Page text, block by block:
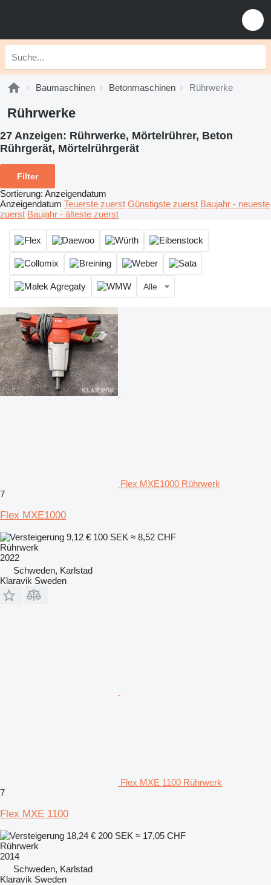
Baumaschinen Betonmaschinen Rührwerke
Rührwerke
27 Anzeigen: Rührwerke, Mörtelrührer, Beton
Rührgerät, Mörtelrührgerät
Filter
Sortierung: Anzeigendatum
Anzeigendatum Teuerste zuerst Günstigste zuerst Baujahr - neueste
zuerst Baujahr - älteste zuerst
Alle
Flex MXE1000 Rührwerk
7
Flex MXE1000
9,12 € 100 SEK ≈ 8,52 CHF
Rührwerk
2022
Schweden, Karlstad
Klaravik Sweden
Flex MXE 1100 Rührwerk
7
Flex MXE 1100
18,24 € 200 SEK ≈ 17,05 CHF
Rührwerk
2014
Schweden, Karlstad
Klaravik Sweden